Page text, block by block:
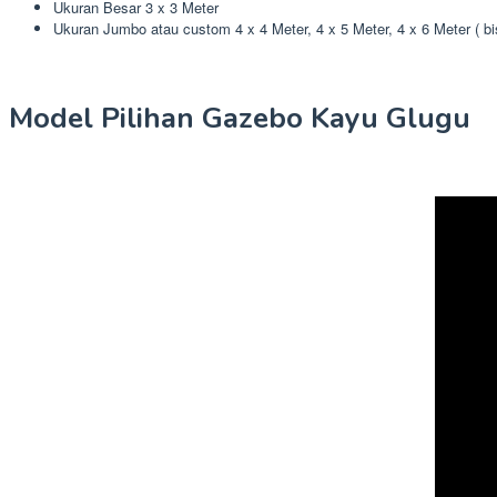
Ukuran Besar 3 x 3 Meter
Ukuran Jumbo atau custom 4 x 4 Meter, 4 x 5 Meter, 4 x 6 Meter (
Model Pilihan Gazebo Kayu Glugu